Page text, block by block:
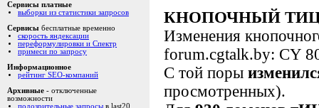
Сервисы платные
выборки из статистики запросов
Сервисы бесплатные временно
скорость яндексации
переформулировки и Спектр
примеси по запросу
Информационное
рейтинг SEO-компаний
Архивные - отключенные
возможности
подозрительные запросы в last20
КНОПОЧНЫЙ
Изменения
forum.cgtalk.by: CY
С той поры
просмотренных).